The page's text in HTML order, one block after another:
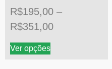
R$195,00 –
R$351,00
Ver opções